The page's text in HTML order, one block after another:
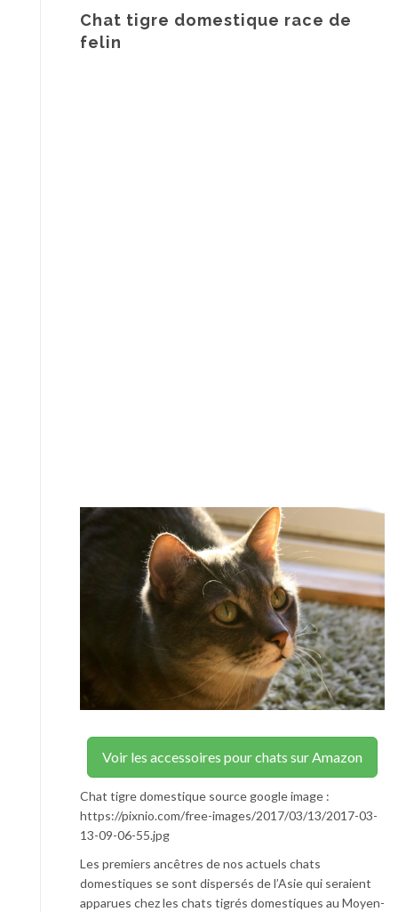
Chat tigre domestique race de
felin
Voir les accessoires pour chats sur Amazon
Chat tigre domestique source google image :
https://pixnio.com/free-images/2017/03/13/2017-03-
13-09-06-55.jpg
Les premiers ancêtres de nos actuels chats
domestiques se sont dispersés de l’Asie qui seraient
apparues chez les chats tigrés domestiques au Moyen-